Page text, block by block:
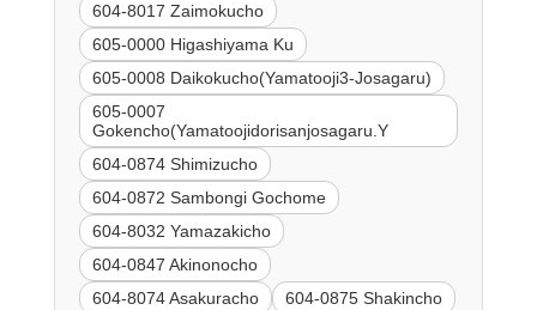
604-8017 Zaimokucho
605-0000 Higashiyama Ku
605-0008 Daikokucho(Yamatooji3-Josagaru)
605-0007
Gokencho(Yamatoojidorisanjosagaru.Y
604-0874 Shimizucho
604-0872 Sambongi Gochome
604-8032 Yamazakicho
604-0847 Akinonocho
604-8074 Asakuracho
604-0875 Shakincho